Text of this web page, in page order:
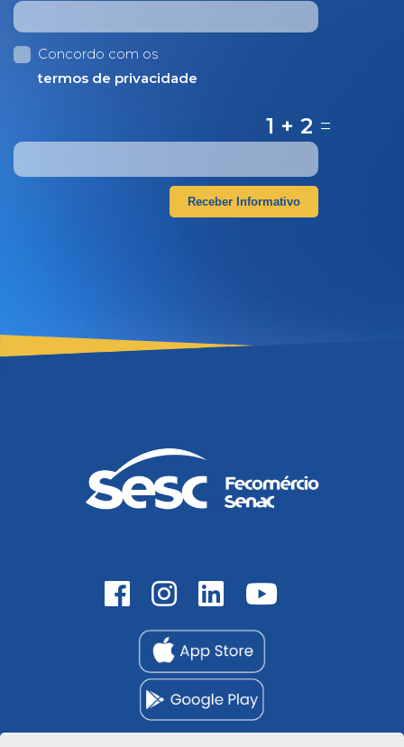
Concordo com os
termos de privacidade
1 + 2 =
Receber Informativo